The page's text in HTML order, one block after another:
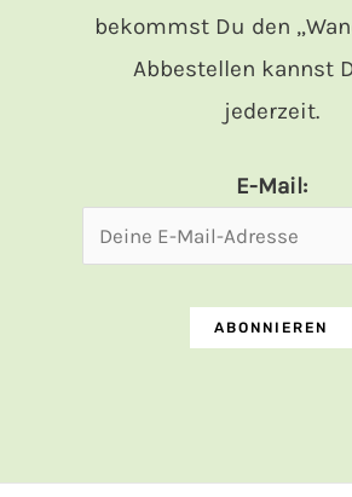
bekommst Du den
Abbestellen kannst
jederzeit.
E-Mail: